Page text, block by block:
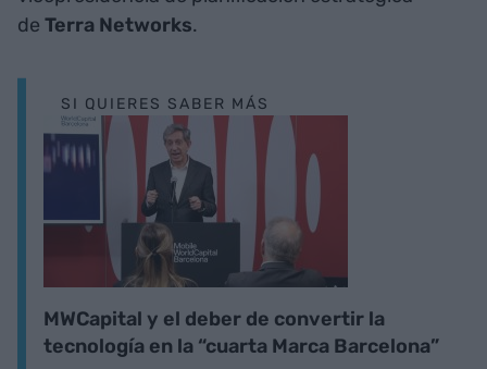
de Terra Networks.
SI QUIERES SABER MÁS
MWCapital y el deber de convertir la
tecnología en la “cuarta Marca Barcelona”